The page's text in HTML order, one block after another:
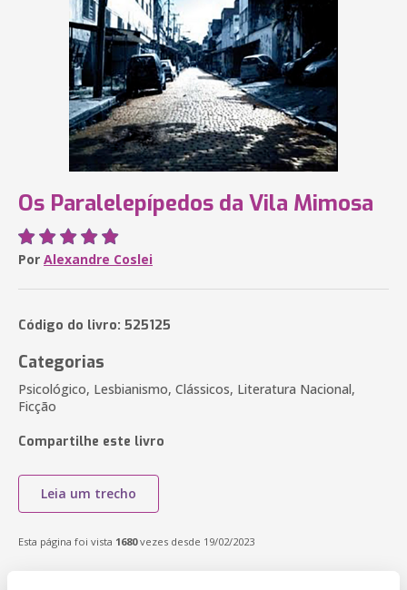
Os Paralelepípedos da Vila Mimosa
Por Alexandre Coslei
Código do livro: 525125
Categorias
Psicológico, Lesbianismo, Clássicos, Literatura Nacional,
Ficção
Compartilhe este livro
Leia um trecho
Esta página foi vista 1680vezes desde 19/02/2023